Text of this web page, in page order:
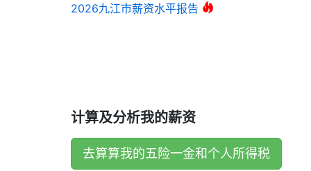
2026九江市薪资水平报告
计算及分析我的薪资
去算算我的五险一金和个人所得税